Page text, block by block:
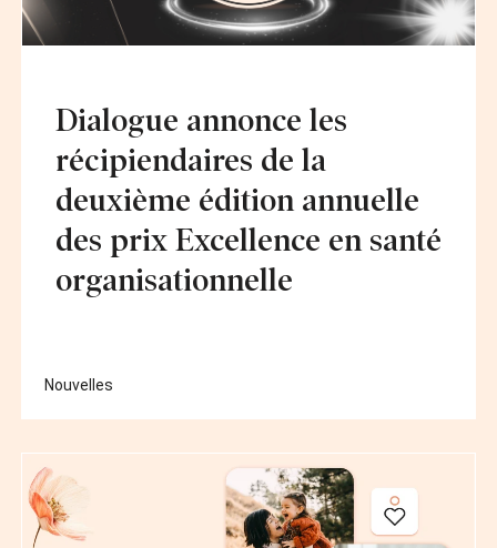
Dialogue annonce les
récipiendaires de la
deuxième édition annuelle
des prix Excellence en santé
organisationnelle
Nouvelles